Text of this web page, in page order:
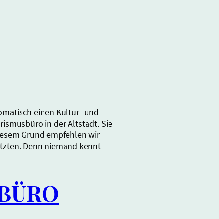
einen Kultur- und
in der Altstadt. Sie
Grund empfehlen wir
Denn niemand kennt